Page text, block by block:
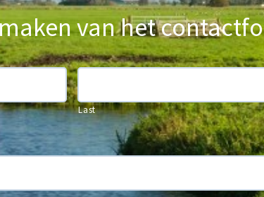
van het
Last